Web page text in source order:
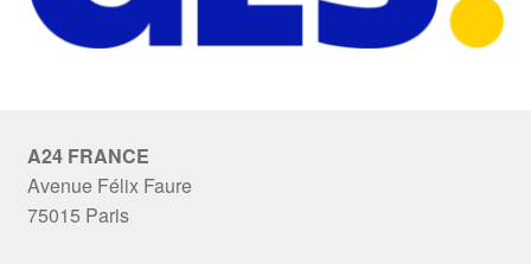
A24 FRANCE
Avenue Félix Faure
75015 Paris